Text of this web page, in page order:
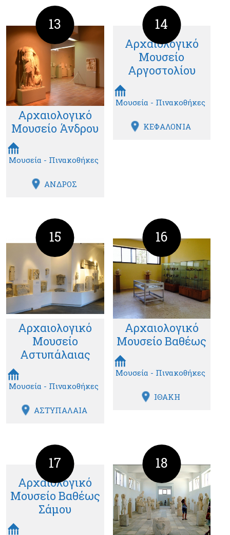
13
Αρχαιολογικό
Μουσείο Άνδρου
Μουσεία - Πινακοθήκες
ΑΝΔΡΟΣ
14
Αρχαιολογικό
Μουσείο
Αργοστολίου
Μουσεία - Πινακοθήκες
ΚΕΦΑΛΟΝΙΑ
15
Αρχαιολογικό
Μουσείο
Αστυπάλαιας
Μουσεία - Πινακοθήκες
ΑΣΤΥΠΑΛΑΙΑ
16
Αρχαιολογικό
Μουσείο Βαθέως
Μουσεία - Πινακοθήκες
ΙΘΑΚΗ
17
Αρχαιολογικό
Μουσείο Βαθέως
Σάμου
18